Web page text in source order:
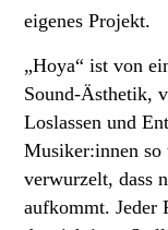
eigenes Projekt.
„Hoya“ ist von
Sound-Ästhetik,
Loslassen und
Musiker:innen
verwurzelt, dass
aufkommt. Jeder